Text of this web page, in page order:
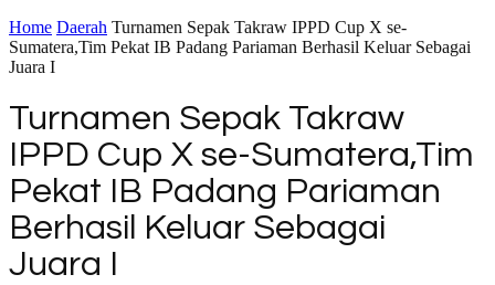
Home Daerah Turnamen Sepak Takraw IPPD Cup X se-
Sumatera,Tim Pekat IB Padang Pariaman Berhasil Keluar Sebagai
Juara I
Turnamen Sepak Takraw
IPPD Cup X se-Sumatera,Tim
Pekat IB Padang Pariaman
Berhasil Keluar Sebagai
Juara I